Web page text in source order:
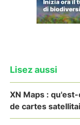
Lisez aussi
XN Maps :
de cartes